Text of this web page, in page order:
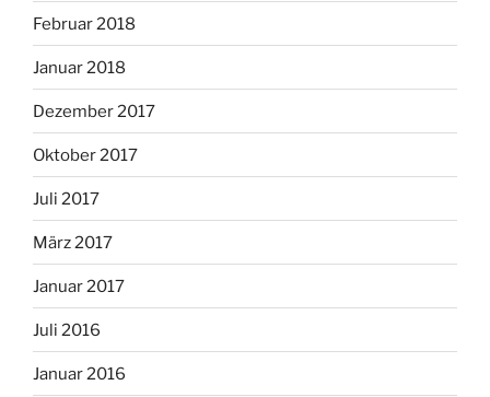
Februar 2018
Januar 2018
Dezember 2017
Oktober 2017
Juli 2017
März 2017
Januar 2017
Juli 2016
Januar 2016